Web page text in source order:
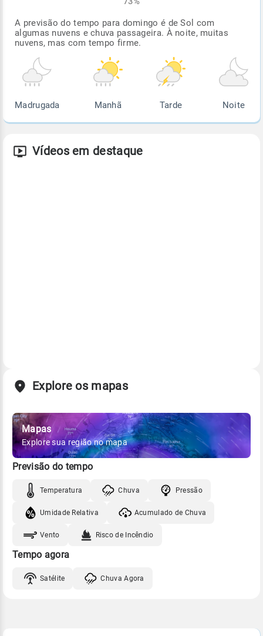
A previsão do tempo para domingo é de Sol com
algumas nuvens e chuva passageira. À noite, muitas
nuvens, mas com tempo firme.
Madrugada Manhã Tarde Noite
Vídeos em destaque
Explore os mapas
Mapas
Explore sua região no mapa
Previsão do tempo
Temperatura Chuva Pressão
Umidade Relativa Acumulado de Chuva
Vento Risco de Incêndio
Tempo agora
Satélite Chuva Agora